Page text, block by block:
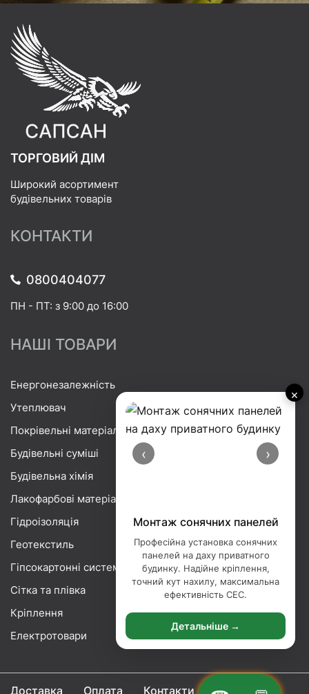
×
‹ ›
Монтаж сонячних панелей
Професійна установка сонячних
панелей на даху приватного
будинку. Надійне кріплення,
точний кут нахилу, максимальна
ефективність СЕС.
Детальніше →
ТОРГОВИЙ ДІМ
Широкий асортимент
будівельних товарів
КОНТАКТИ
0800404077
ПН - ПТ: з 9:00 до 16:00
НАШІ ТОВАРИ
Енергонезалежність
Утеплювач
Покрівельні матеріали
Будівельні суміші
Будівельна хімія
Лакофарбові матеріали
Гідроізоляція
Геотекстиль
Гіпсокартонні системи
Сітка та плівка
Кріплення
Електротовари
Доставка Оплата Контакти